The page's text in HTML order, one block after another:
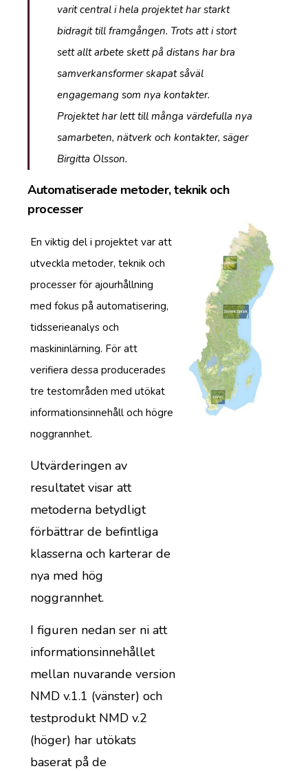
varit central i hela projektet har starkt
bidragit till framgången. Trots att i stort
sett allt arbete skett på distans har bra
samverkansformer skapat såväl
engagemang som nya kontakter.
Projektet har lett till många värdefulla nya
samarbeten, nätverk och kontakter, säger
Birgitta Olsson.
Automatiserade metoder, teknik och
processer
En viktig del i projektet var att
utveckla metoder, teknik och
processer för ajourhållning
med fokus på automatisering,
tidsserieanalys och
maskininlärning. För att
verifiera dessa producerades
tre testområden med utökat
informationsinnehåll och högre
noggrannhet.
Utvärderingen av
resultatet visar att
metoderna betydligt
förbättrar de befintliga
klasserna och karterar de
nya med hög
noggrannhet.
I figuren nedan ser ni att
informationsinnehållet
mellan nuvarande version
NMD v.1.1 (vänster) och
testprodukt NMD v.2
(höger) har utökats
baserat på de